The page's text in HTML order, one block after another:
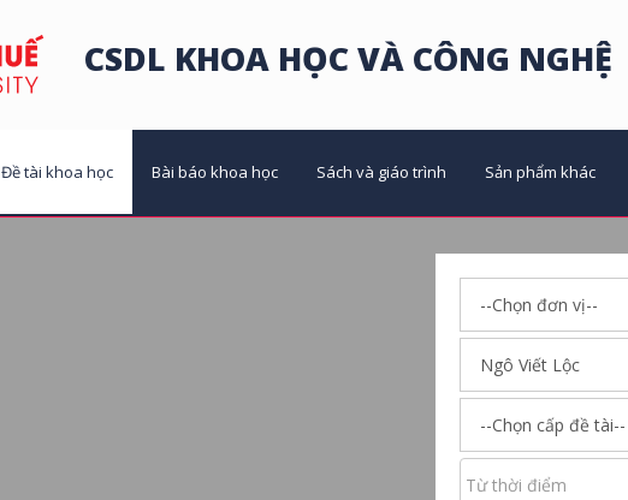
CSDL KHOA HỌC VÀ CÔNG NGHỆ
Đề tài khoa học Bài báo khoa học Sách và giáo trình Sản phẩm khác